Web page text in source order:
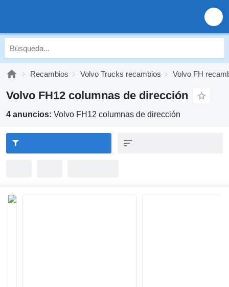
Recambios Volvo Trucks recambios Volvo FH
Volvo FH12 columnas de dirección
4 anuncios: Volvo FH12 columnas de dirección